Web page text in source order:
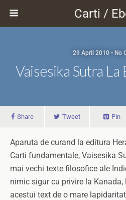
Carti /
29 April 2010 • No
Vaisesika Sutra
Share Tweet Pin
Aparuta de curand la editura
Carti fundamentale, Vaisesika
mai vechi texte filosofice ale
nimic sigur cu privire la Kanada,
acestui text de o mare